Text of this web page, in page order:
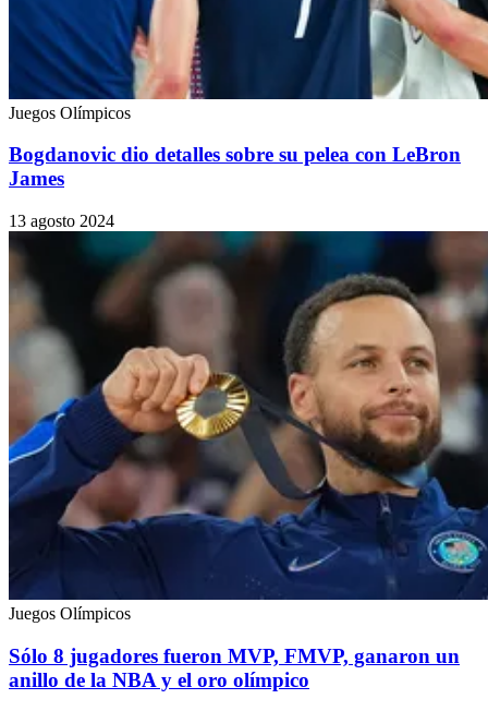
Juegos Olímpicos
Bogdanovic dio detalles sobre su pelea con LeBron
James
13 agosto 2024
Juegos Olímpicos
Sólo 8 jugadores fueron MVP, FMVP, ganaron un
anillo de la NBA y el oro olímpico